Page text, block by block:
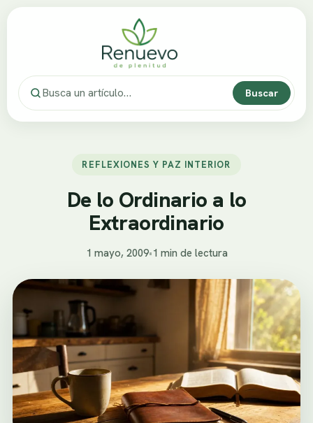
Buscar
REFLEXIONES Y PAZ INTERIOR
De lo Ordinario a lo
Extraordinario
1 mayo, 2009•1 min de lectura